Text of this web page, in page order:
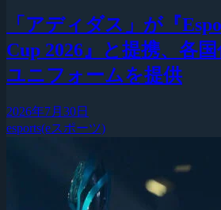
「アディダス」が『
Cup 2026』と提携、各
ユニフォームを提供
2026年7月30日
esports(eスポーツ)